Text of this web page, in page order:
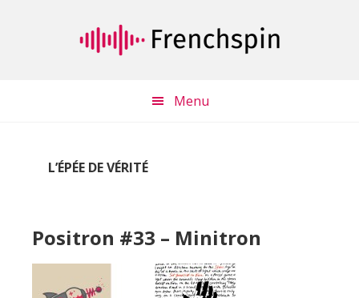
Menu
L’ÉPÉE DE VÉRITÉ
Positron #33 – Minitron